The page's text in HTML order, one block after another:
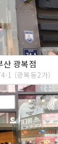
산 광복점
1 (광복동2가)